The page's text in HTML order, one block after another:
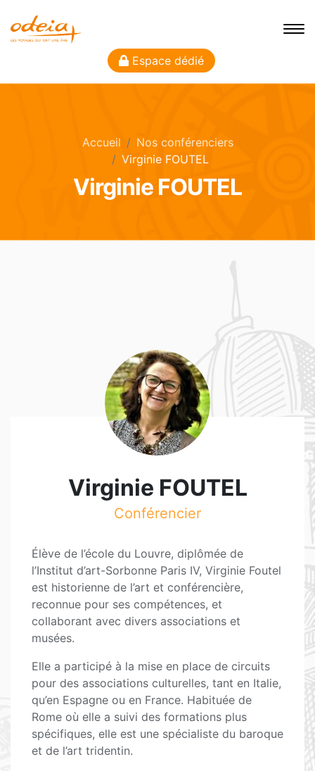
Espace dédié
Accueil
Nos conférenciers
Virginie FOUTEL
Virginie FOUTEL
Virginie FOUTEL
Conférencier
Élève de l’école du Louvre, diplômée de
l’Institut d’art-Sorbonne Paris IV, Virginie Foutel
est historienne de l’art et conférencière,
reconnue pour ses compétences, et
collaborant avec divers associations et
musées.
Elle a participé à la mise en place de circuits
pour des associations culturelles, tant en Italie,
qu’en Espagne ou en France. Habituée de
Rome où elle a suivi des formations plus
spécifiques, elle est une spécialiste du baroque
et de l’art tridentin.